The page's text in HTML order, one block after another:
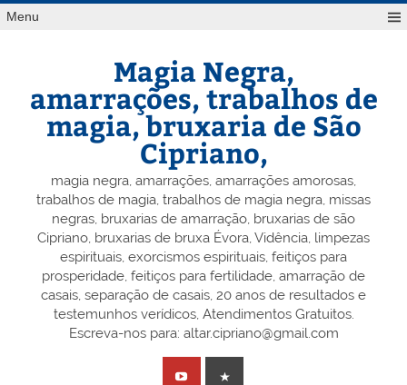
Skip
toMenu
Magia Negra,
amarrações, trabalhos de
magia, bruxaria de São
Cipriano,
magia negra, amarrações, amarrações amorosas,
trabalhos de magia, trabalhos de magia negra, missas
negras, bruxarias de amarração, bruxarias de são
Cipriano, bruxarias de bruxa Évora, Vidência, limpezas
espirituais, exorcismos espirituais, feitiços para
prosperidade, feitiços para fertilidade, amarração de
casais, separação de casais, 20 anos de resultados e
testemunhos verídicos, Atendimentos Gratuitos.
Escreva-nos para: altar.cipriano@gmail.com